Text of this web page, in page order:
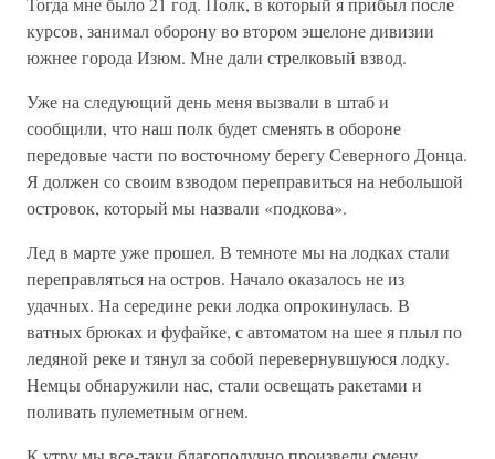
курсов, занимал оборону во втором эшелоне дивизии
южнее города Изюм. Мне дали стрелковый взвод.
Уже на следующий день меня вызвали в штаб и
сообщили, что наш полк будет сменять в обороне
передовые части по восточному берегу Северного Донца.
Я должен со своим взводом переправиться на небольшой
островок, который мы назвали «подкова».
Лед в марте уже прошел. В темноте мы на лодках стали
переправляться на остров. Начало оказалось не из
удачных. На середине реки лодка опрокинулась. В
ватных брюках и фуфайке, с автоматом на шее я плыл по
ледяной реке и тянул за собой перевернувшуюся лодку.
Немцы обнаружили нас, стали освещать ракетами и
поливать пулеметным огнем.